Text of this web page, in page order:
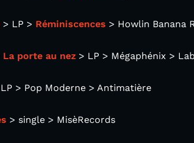
> LP > Réminiscences > Howlin Banana
La porte au nez > LP > Mégaphénix >
> Pop Moderne > Antimatière
> single > MisèRecords